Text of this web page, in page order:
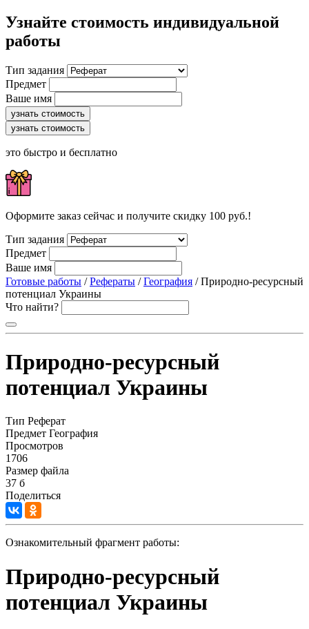
Узнайте стоимость индивидуальной
работы
Тип задания
Предмет
Ваше имя
узнать стоимость
узнать стоимость
это быстро и бесплатно
Оформите заказ сейчас и получите скидку 100 руб.!
Тип задания
Предмет
Ваше имя
Готовые работы /Рефераты /География / Природно-ресурсный
потенциал Украины
Что найти?
Природно-ресурсный
потенциал Украины
Тип Реферат
Предмет География
Просмотров
1706
Размер файла
37 б
Поделиться
Ознакомительный фрагмент работы:
Природно-ресурсный
потенциал Украины